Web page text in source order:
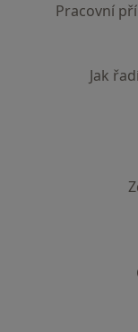
Pracovní
Jak